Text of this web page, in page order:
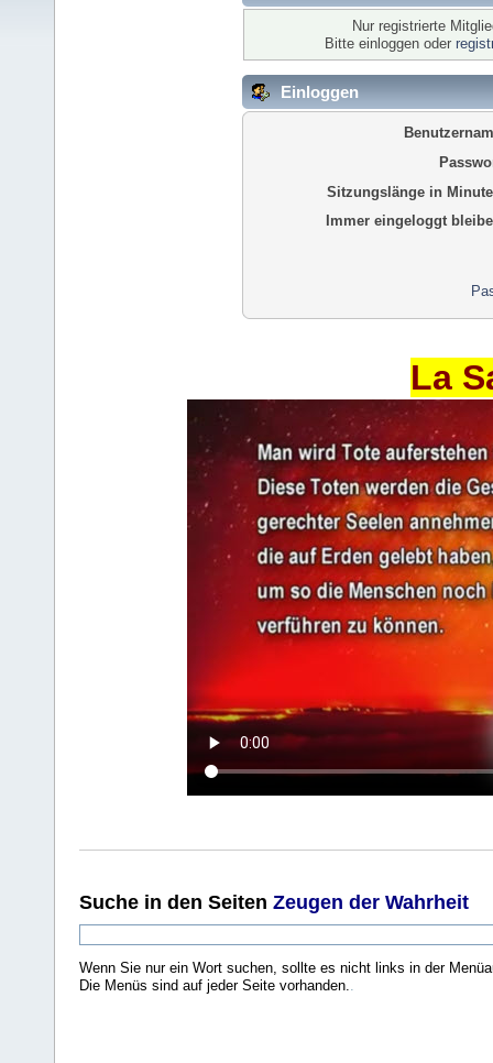
Nur registrierte
Bitte einloggen oder
Einloggen
Sitzungslänge in
Immer eingeloggt
La
Suche in den Seiten Zeugen der Wahrheit
Wenn Sie nur ein Wort suchen, sollte es nicht links in der
Die Menüs sind auf jeder Seite vorhanden..